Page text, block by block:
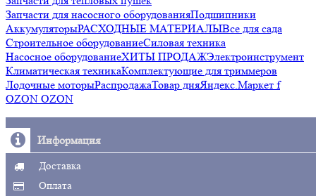
Запчасти для насосного оборудованияПодшипники
АккумуляторыРАСХОДНЫЕ МАТЕРИАЛЫВсе для сада
Строительное оборудованиеСиловая техника
Насосное оборудованиеХИТЫ ПРОДАЖЭлектроинструмент
Климатическая техникаКомплектующие для триммеров
Лодочные моторыРаспродажаТовар дняЯндекс.Маркет f
OZON OZON
Информация
Доставка
Оплата